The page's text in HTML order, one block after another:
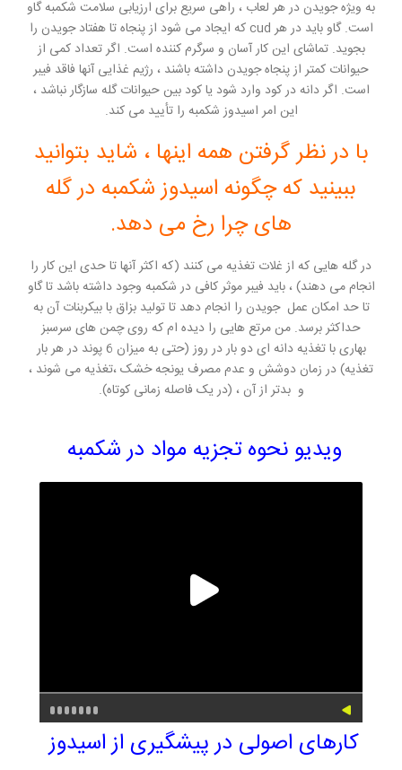
به ویژه جویدن در هر لعاب ، راهی سریع برای ارزیابی سلامت شکمبه گاو
است. گاو باید در هر cud که ایجاد می شود از پنجاه تا هفتاد جویدن را
بجوید. تماشای این کار آسان و سرگرم کننده است. اگر تعداد کمی از
حیوانات کمتر از پنجاه جویدن داشته باشند ، رژیم غذایی آنها فاقد فیبر
است. اگر دانه در کود وارد شود یا کود بین حیوانات گله سازگار نباشد ،
این امر اسیدوز شکمبه را تأیید می کند.
با در نظر گرفتن همه اینها ، شاید بتوانید
ببینید که چگونه اسیدوز شکمبه در گله
های چرا رخ می دهد.
در گله هایی که از غلات تغذیه می کنند (که اکثر آنها تا حدی این کار را
انجام می دهند) ، باید فیبر موثر کافی در شکمبه وجود داشته باشد تا گاو
تا حد امکان عمل جویدن را انجام دهد تا تولید بزاق با بیکربنات آن به
حداکثر برسد. من مرتع هایی را دیده ام که روی چمن های سرسبز
بهاری با تغذیه دانه ای دو بار در روز (حتی به میزان 6 پوند در هر بار
تغذیه) در زمان دوشش و عدم مصرف یونجه خشک ،تغذیه می شوند ،
و بدتر از آن ، (در یک فاصله زمانی کوتاه).
ویدیو نحوه تجزیه مواد در شکمبه
کارهای اصولی در پیشگیری از اسیدوز